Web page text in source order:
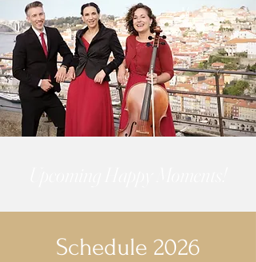
Schedule 2026